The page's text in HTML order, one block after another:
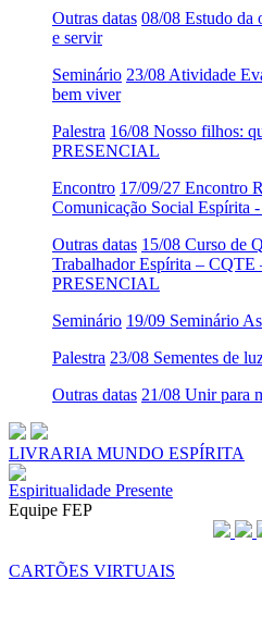
Outras datas 08/08 Estudo da
e servir
Seminário 23/08 Atividade
bem viver
Palestra 16/08 Nosso filhos:
PRESENCIAL
Encontro 17/09/27 Encontro
Comunicação Social Espírita
Outras datas 15/08 Curso de
Trabalhador Espírita – CQTE
PRESENCIAL
Seminário 19/09 Seminário
Palestra 23/08 Sementes de
Outras datas 21/08 Unir para
LIVRARIA MUNDO ESPÍRITA
Espiritualidade Presente
Equipe FEP
CARTÕES VIRTUAIS